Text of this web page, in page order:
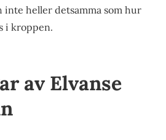
inte heller detsamma som hur
i kroppen.
av Elvanse